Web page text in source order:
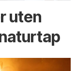
uten